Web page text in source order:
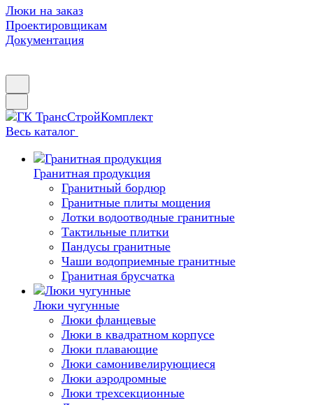
Люки на заказ
Проектировщикам
Документация
Весь каталог
Гранитная продукция
Гранитный бордюр
Гранитные плиты мощения
Лотки водоотводные гранитные
Тактильные плитки
Пандусы гранитные
Чаши водоприемные гранитные
Гранитная брусчатка
Люки чугунные
Люки фланцевые
Люки в квадратном корпусе
Люки плавающие
Люки самонивелирующиеся
Люки аэродромные
Люки трехсекционные